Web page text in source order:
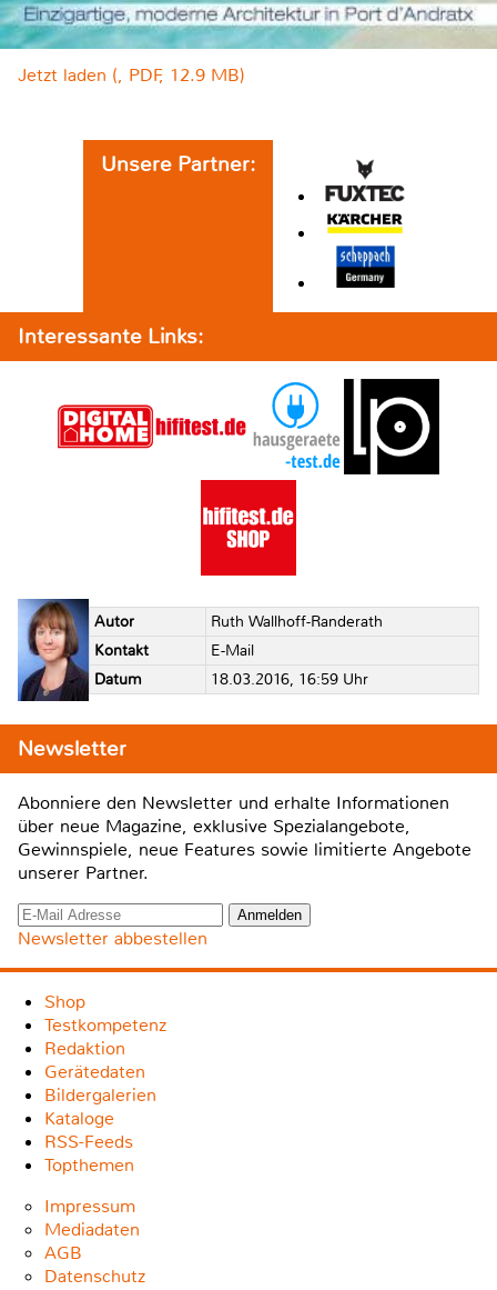
Jetzt laden (, PDF, 12.9 MB)
Unsere Partner:
Interessante Links:
Autor
Ruth Wallhoff-Randerath
Kontakt
E-Mail
Datum
18.03.2016, 16:59 Uhr
Newsletter
Abonniere den Newsletter und erhalte Informationen
über neue Magazine, exklusive Spezialangebote,
Gewinnspiele, neue Features sowie limitierte Angebote
unserer Partner.
Newsletter abbestellen
Shop
Testkompetenz
Redaktion
Gerätedaten
Bildergalerien
Kataloge
RSS-Feeds
Topthemen
Impressum
Mediadaten
AGB
Datenschutz